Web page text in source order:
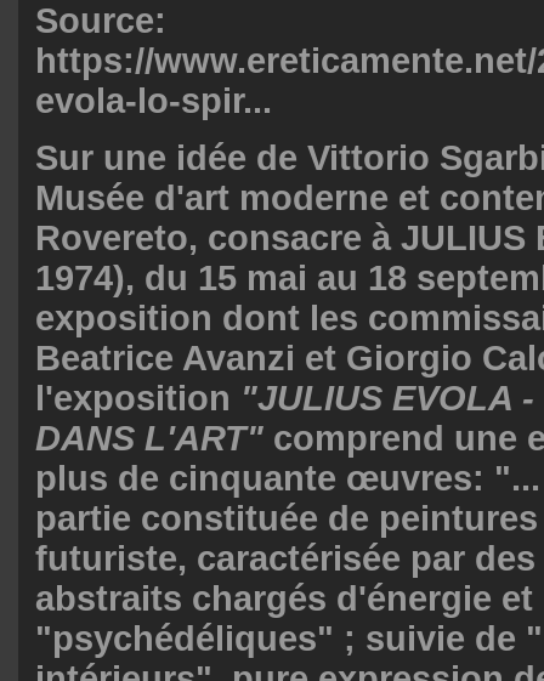
Source:
https://
evola-lo-spir...
Sur une idée de Vittorio
Musée d'art moderne et
Rovereto, consacre à JULIUS
1974), du 15 mai au 18
exposition dont les
Beatrice Avanzi et Giorgio
l'exposition "JULIUS EVOLA
DANS L'ART" comprend une
plus de cinquante œuvres:
partie constituée de
futuriste, caractérisée par
abstraits chargés d'énergie
"psychédéliques" ; suivie de